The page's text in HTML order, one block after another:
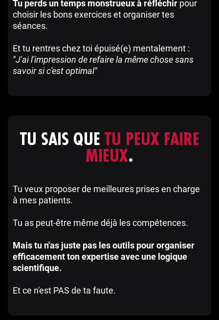
Tu perds un temps monstrueux à réfléchir pour
choisir les bons exercices et organiser tes
séances.
Et tu rentres chez toi épuisé(e) mentalement :
"J'ai l'impression de refaire la même chose sans
savoir si c'est optimal"
TU SAIS QUETU PEUX FAIRE
MIEUX.
Tu veux proposer de meilleures prises en charge
à mes patients.
Tu as peut-être même déjà les compétences.
Mais tu n'as juste pas les outils pour organiser
efficacement ton expertise avec une logique
scientifique.
Et ce n'est PAS de ta faute.